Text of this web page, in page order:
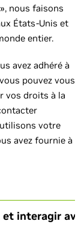
nous faisons
États-Unis et
entier.
avez adhéré à
pouvez vous
vos droits à la
votre
avez fournie à
interagir